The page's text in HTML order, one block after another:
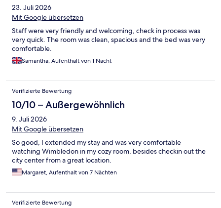
23. Juli 2026
Mit Google übersetzen
Staff were very friendly and welcoming, check in process was
very quick. The room was clean, spacious and the bed was very
comfortable.
Samantha, Aufenthalt von 1 Nacht
Verifizierte Bewertung
10/10 – Außergewöhnlich
9. Juli 2026
Mit Google übersetzen
So good, I extended my stay and was very comfortable
watching Wimbledon in my cozy room, besides checkin out the
city center from a great location.
Margaret, Aufenthalt von 7 Nächten
Verifizierte Bewertung